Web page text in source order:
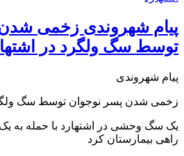
پیام شهروندی زخمی
توسط سگ ولگرد در
پیام شهروندی
زخمی شدن پسر نوجوان توسط سگ
یک سگ وحشی در اشتهارد با حمله به
راهی بیمارستان کرد